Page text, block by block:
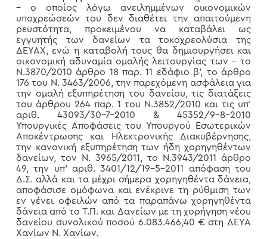
– ο οποίος λόγω ανειλημμένων οικονομικών
υποχρεώσεών του δεν διαθέτει την απαιτούμενη
ρευστότητα, προκειμένου να καταβάλει ως
εγγυητής των δανείων τα τοκοχρεολύσια της
ΔΕΥΑΧ, ενώ η καταβολή τους θα δημιουργήσει και
οικονομική αδυναμία ομαλής λειτουργίας των – το
Ν.3870/2010 άρθρο 18 παρ. 11 εδάφιο β’, το άρθρο
176 του Ν. 3463/2006, την παρεχόμενη ασφάλεια για
την ομαλή εξυπηρέτηση του δανείου, τις διατάξεις
του άρθρου 264 παρ. 1 του Ν.3852/2010 και τις υπ’
αριθ. 43093/30-7-2010 & 45352/9-8-2010
Υπουργικές Αποφάσεις του Υπουργού Εσωτερικών
Αποκέντρωσης και Ηλεκτρονικής Διακυβέρνησης,
την κανονική εξυπηρέτηση των ήδη χορηγηθέντων
δανείων, τον Ν. 3965/2011, το Ν.3943/2011 άρθρο
49, την υπ’ αριθ. 3401/12/19-5-2011 απόφαση του
Δ.Σ. αλλά και τα μέχρι σήμερα χορηγηθέντα δάνεια,
αποφάσισε ομόφωνα και ενέκρινε τη ρύθμιση των
εν γένει οφειλών από τα παραπάνω χορηγηθέντα
δάνεια από το Τ.Π. και Δανείων με τη χορήγηση νέου
δανείου συνολικού ποσού 6.083.466,40 € στη ΔΕΥΑ
Χανίων Ν. Χανίων.